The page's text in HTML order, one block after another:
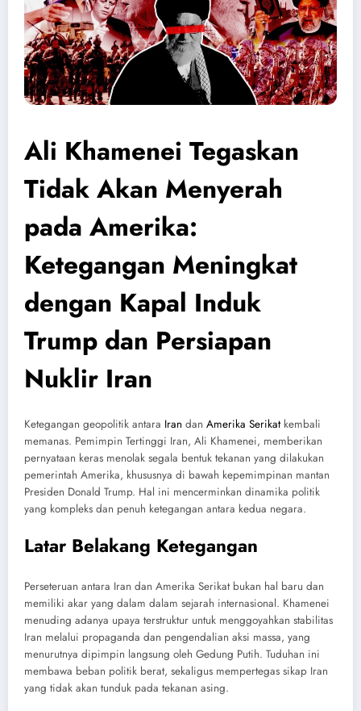
Ali Khamenei Tegaskan
Tidak Akan Menyerah
pada Amerika:
Ketegangan Meningkat
dengan Kapal Induk
Trump dan Persiapan
Nuklir Iran
Ketegangan geopolitik antara Iran dan Amerika Serikatkembali
memanas. Pemimpin Tertinggi Iran, Ali Khamenei, memberikan
pernyataan keras menolak segala bentuk tekanan yang dilakukan
pemerintah Amerika, khususnya di bawah kepemimpinan mantan
Presiden Donald Trump. Hal ini mencerminkan dinamika politik
yang kompleks dan penuh ketegangan antara kedua negara.
Latar Belakang Ketegangan
Perseteruan antara Iran dan Amerika Serikat bukan hal baru dan
memiliki akar yang dalam dalam sejarah internasional. Khamenei
menuding adanya upaya terstruktur untuk menggoyahkan stabilitas
Iran melalui propaganda dan pengendalian aksi massa, yang
menurutnya dipimpin langsung oleh Gedung Putih. Tuduhan ini
membawa beban politik berat, sekaligus mempertegas sikap Iran
yang tidak akan tunduk pada tekanan asing.